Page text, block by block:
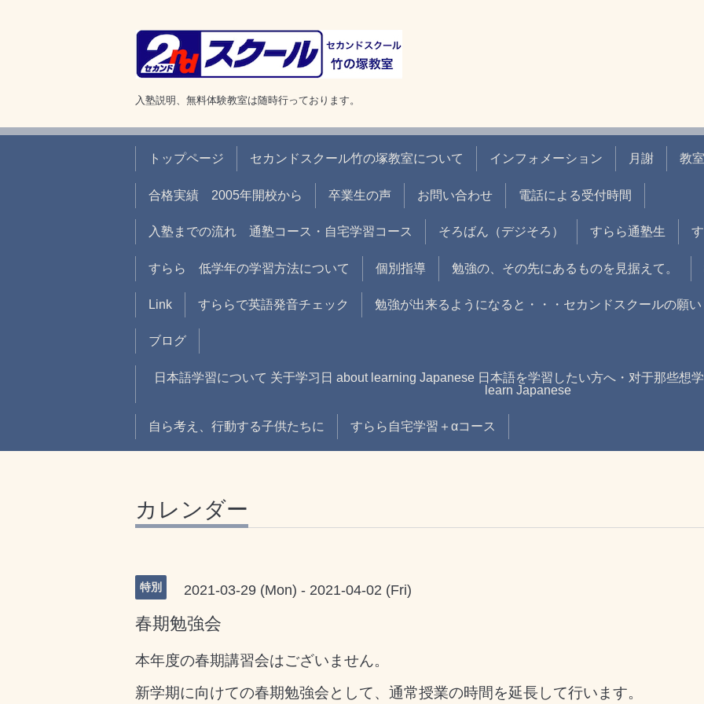
入塾説明、無料体験教室は随時行っております。
トップページ セカンドスクール竹の塚教室について インフォメーション 月謝 教
合格実績 2005年開校から 卒業生の声 お問い合わせ 電話による受付時間
入塾までの流れ 通塾コース・自宅学習コース そろばん（デジそろ） すらら通塾生
すらら 低学年の学習方法について 個別指導 勉強の、その先にあるものを見据えて。
Link すららで英語発音チェック 勉強が出来るようになると・・・セカンドスクールの願い
ブログ
日本語学習について 关于学习日 about learning Japanese 日本語を学習したい方へ・对于那些想
learn Japanese
自ら考え、行動する子供たちに すらら自宅学習＋αコース
カレンダー
特別 2021-03-29 (Mon) - 2021-04-02 (Fri)
春期勉強会
本年度の春期講習会はございません。
新学期に向けての春期勉強会として、通常授業の時間を延長して行います。